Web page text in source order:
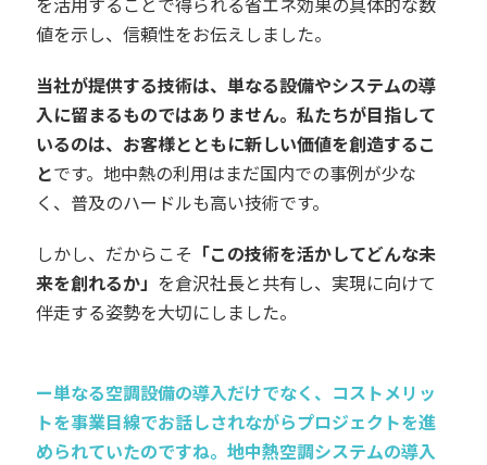
値を示し、信頼性をお伝えしました。
当社が提供する技術は、単なる設備やシステムの導
入に留まるものではありません。私たちが目指して
いるのは、お客様とともに新しい価値を創造するこ
とです。地中熱の利用はまだ国内での事例が少な
く、普及のハードルも高い技術です。
しかし、だからこそ 「この技術を活かしてどんな未
来を創れるか」 を倉沢社長と共有し、実現に向けて
伴走する姿勢を大切にしました。
ー単なる空調設備の導入だけでなく、コストメリッ
トを事業目線でお話しされながらプロジェクトを進
められていたのですね。地中熱空調システムの導入